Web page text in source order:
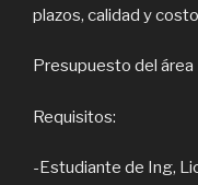
plazos, calidad y
Presupuesto del área
Requisitos:
-Estudiante de Ing,